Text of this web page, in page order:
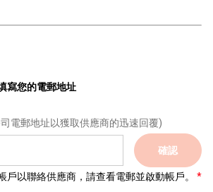
寫您的電郵地址
電郵地址以獲取供應商的迅速回覆)
確認
戶以聯絡供應商，請查看電郵並啟動帳戶。